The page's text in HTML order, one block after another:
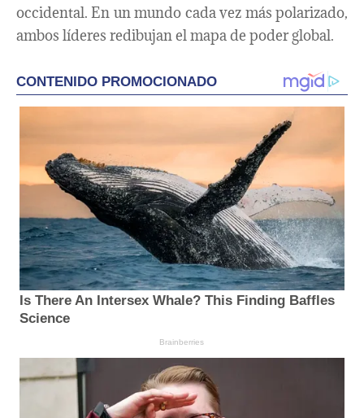
occidental. En un mundo cada vez más polarizado,
ambos líderes redibujan el mapa de poder global.